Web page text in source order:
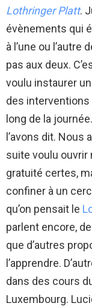
Lothringer Platt.
évènements qui
à l’une ou
pas aux deux.
voulu instaurer
des
long de la
l’avons dit. Nous
suite voulu ouvrir
gratuité certes,
confiner à un
qu’on pensait le
parlent encore,
que d’autres
l’apprendre.
dans des cours
Luxembourg.